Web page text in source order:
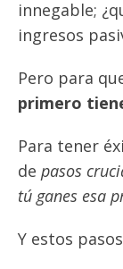
innegable;
ingresos
Pero para
primero
Para tener
de pasos
tú ganes esa
Y estos